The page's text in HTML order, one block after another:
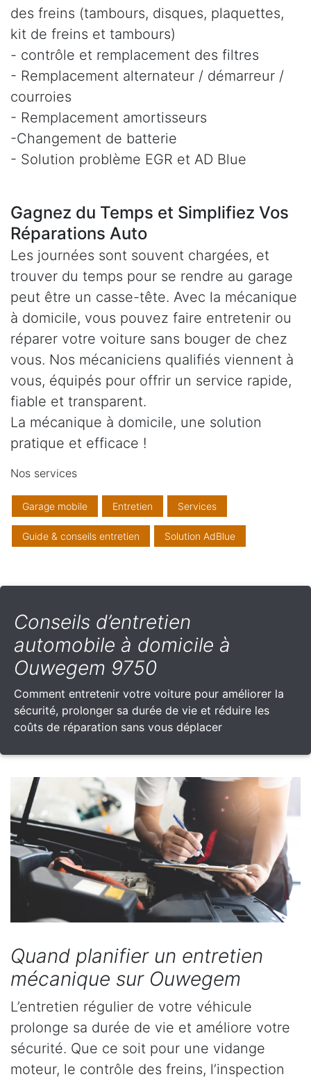
des freins (tambours, disques, plaquettes,
kit de freins et tambours)
- contrôle et remplacement des filtres
- Remplacement alternateur / démarreur /
courroies
- Remplacement amortisseurs
-Changement de batterie
- Solution problème EGR et AD Blue
Gagnez du Temps et Simplifiez Vos
Réparations Auto
Les journées sont souvent chargées, et
trouver du temps pour se rendre au garage
peut être un casse-tête. Avec la mécanique
à domicile, vous pouvez faire entretenir ou
réparer votre voiture sans bouger de chez
vous. Nos mécaniciens qualifiés viennent à
vous, équipés pour offrir un service rapide,
fiable et transparent.
La mécanique à domicile, une solution
pratique et efficace !
Nos services
Garage mobile Entretien Services
Guide & conseils entretien Solution AdBlue
Conseils d’entretien
automobile à domicile à
Ouwegem 9750
Comment entretenir votre voiture pour améliorer la
sécurité, prolonger sa durée de vie et réduire les
coûts de réparation sans vous déplacer
Quand planifier un entretien
mécanique sur Ouwegem
L’entretien régulier de votre véhicule
prolonge sa durée de vie et améliore votre
sécurité. Que ce soit pour une vidange
moteur, le contrôle des freins, l’inspection